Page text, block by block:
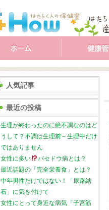
人気記事
最近の投稿
生理が終わったのに絶不調なのはど
うして？不調は生理前～生理中だけ
ではありません
女性に多い
バセドウ病とは？
最近話題の「完全栄養食」とは？
中年男性だけではない！「尿路結
石」に気を付けて
女性にとって身近な病気「子宮筋